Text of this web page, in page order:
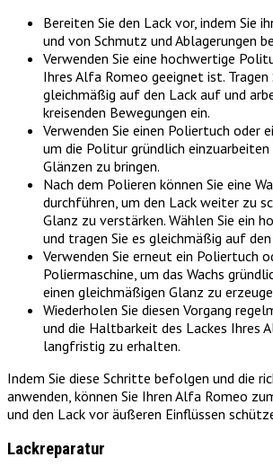
Bereiten Sie den Lack vor, indem Sie
und von Schmutz und Ablagerungen
Verwenden Sie eine hochwertige
Ihres Alfa Romeo geeignet ist.
gleichmäßig auf den Lack auf und
kreisenden Bewegungen ein.
Verwenden Sie einen Poliertuch oder
um die Politur gründlich einzuarbeiten
Glänzen zu bringen.
Nach dem Polieren können Sie eine
durchführen, um den Lack weiter zu
Glanz zu verstärken. Wählen Sie ein
und tragen Sie es gleichmäßig auf
Verwenden Sie erneut ein Poliertuch
Poliermaschine, um das Wachs
einen gleichmäßigen Glanz zu
Wiederholen Sie diesen Vorgang
und die Haltbarkeit des Lackes Ihres
langfristig zu erhalten.
Indem Sie diese Schritte befolgen und die
anwenden, können Sie Ihren Alfa Romeo
und den Lack vor äußeren Einflüssen
Lackreparatur